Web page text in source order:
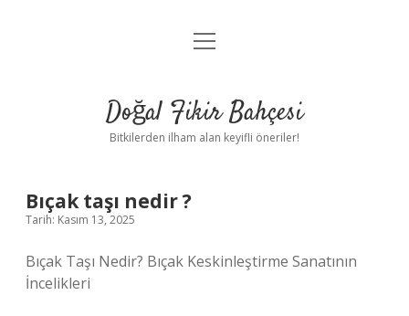
Anasayfa
Yasal Uyarı
menüyü
Doğal Fikir Bahçesi
Bitkilerden ilham alan keyifli öneriler!
Bıçak taşı nedir ?
Tarih: Kasım 13, 2025
Bıçak Taşı Nedir? Bıçak Keskinleştirme Sanatının
İncelikleri